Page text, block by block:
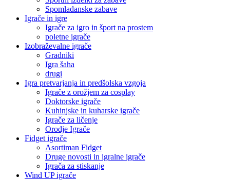
Spomladanske zabave
Igrače in igre
Igrače za igro in šport na prostem
poletne igrače
Izobraževalne igrače
Gradniki
Igra šaha
drugi
Igra pretvarjanja in predšolska vzgoja
Igrače z orožjem za cosplay
Doktorske igrače
Kuhinjske in kuharske igrače
Igrače za ličenje
Orodje Igrače
Fidget igrače
Asortiman Fidget
Druge novosti in igralne igrače
Igrača za stiskanje
Wind UP igrače